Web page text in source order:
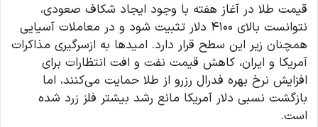
قیمت طلا در آغاز هفته با وجود ایجاد شکاف صعودی،
نتوانست بالای ۴۱۰۰ دلار تثبیت شود و در معاملات آسیایی
همچنان زیر این سطح قرار دارد. امیدها به ازسرگیری مذاکرات
آمریکا و ایران، کاهش قیمت نفت و افت انتظارات برای
افزایش نرخ بهره فدرال رزرو از طلا حمایت می‌کنند، اما
بازگشت نسبی دلار آمریکا مانع رشد بیشتر فلز زرد شده
است.